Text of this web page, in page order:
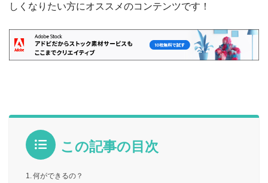
しくなりたい方にオススメのコンテンツです！
この記事の目次
何ができるの？